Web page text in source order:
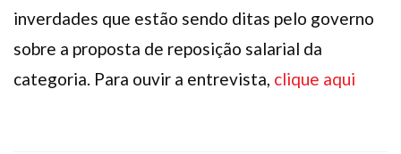
inverdades que estão sendo ditas pelo governo
sobre a proposta de reposição salarial da
categoria. Para ouvir a entrevista, clique aqui